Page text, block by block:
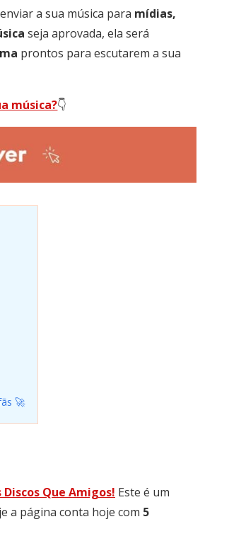
a sua música para mídias,
seja aprovada, ela será
prontos para escutarem a sua
música?👇
🚀
Que Amigos! Este é um
a página conta hoje com 5